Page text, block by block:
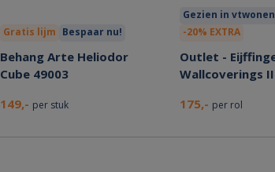
Gratis lijm Bespaar nu!
Behang Arte Heliodor
Cube 49003
149,- per stuk
Gezien in vtwonen
-20% EXTRA
Outlet -
Wallcoverings
175,- per rol